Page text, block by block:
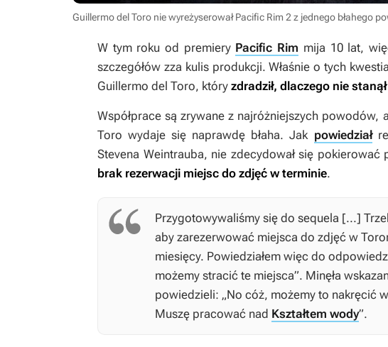
Guillermo del Toro nie wyreżyserował Pacific Rim 2 z jednego błahego
W tym roku od premiery Pacific Rim mija 10 lat,
szczegółów zza kulis produkcji. Właśnie o tych
Guillermo del Toro, który zdradził, dlaczego nie
Współprace są zrywane z najróżniejszych powodów,
Toro wydaje się naprawdę błaha. Jak powiedział
Stevena Weintrauba, nie zdecydował się pokierować
brak rezerwacji miejsc do zdjęć w terminie.
Przygotowywaliśmy się do sequela [...]
aby zarezerwować miejsca do zdjęć w
miesięcy. Powiedziałem więc do
możemy stracić te miejsca”. Minęła
powiedzieli: „No cóż, możemy to nakręcić
Muszę pracować nad Kształtem wody”.